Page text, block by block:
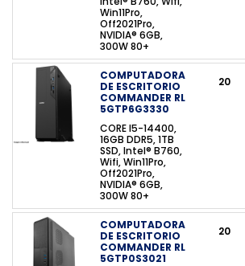
Win11Pro,
Off2021Pro,
NVIDIA® 6GB,
300W 80+
COMPUTADORA
DE ESCRITORIO
COMMANDER RL
5GTP6G3330
CORE I5-14400,
16GB DDR5, 1TB
SSD, Intel® B760,
Wifi, Win11Pro,
Off2021Pro,
NVIDIA® 6GB,
300W 80+
20
COMPUTADORA
DE ESCRITORIO
COMMANDER RL
5GTP0S3021
20